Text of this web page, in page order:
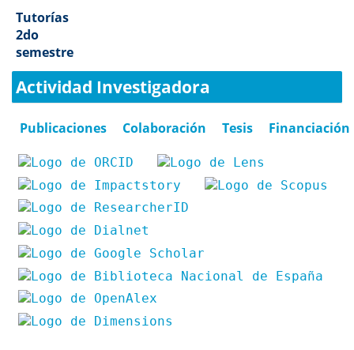
Tutorías
2do
semestre
Actividad Investigadora
Publicaciones Colaboración Tesis Financiación